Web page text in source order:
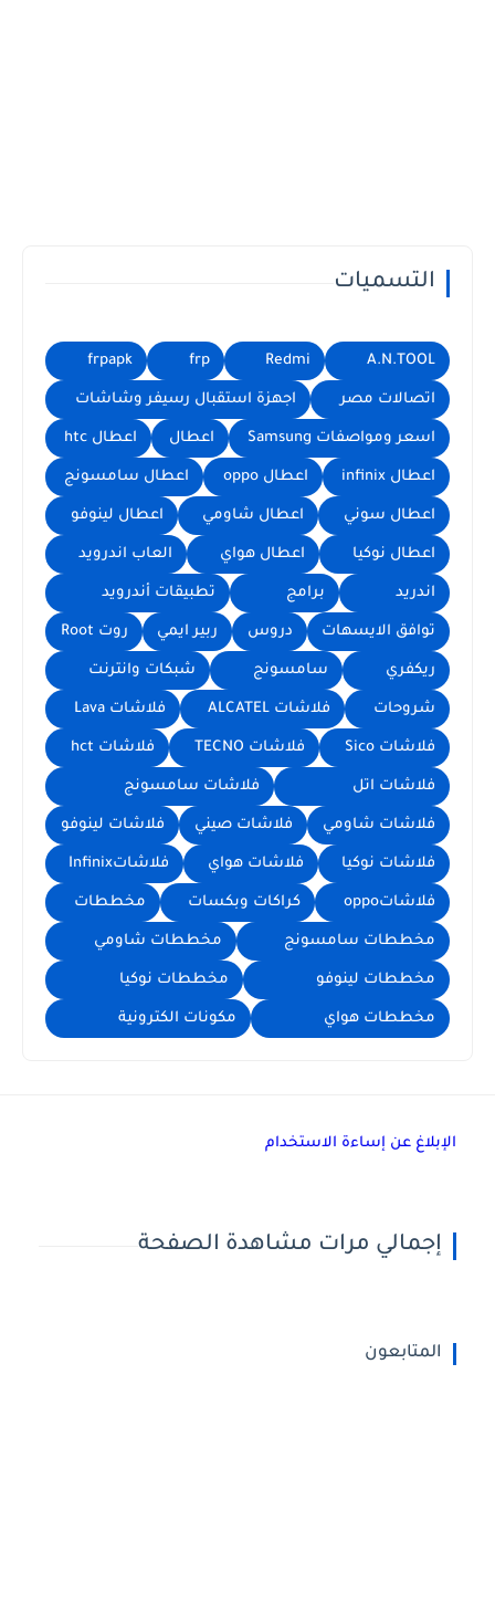
التسميات
A.N.TOOL
Redmi
frp
frpapk
اتصالات مصر اجهزة استقبال رسيفر وشاشات
اسعر ومواصفات Samsung اعطال اعطال htc
اعطال infinix اعطال oppo اعطال سامسونج
اعطال سوني اعطال شاومي اعطال لينوفو
اعطال نوكيا اعطال هواي العاب اندرويد
اندريد برامج تطبيقات أندرويد
توافق الايسهات دروس ربير ايمي روت Root
ريكفري سامسونج شبكات وانترنت
شروحات فلاشات ALCATEL فلاشات Lava
فلاشات Sico فلاشات TECNO فلاشات hct
فلاشات اتل فلاشات سامسونج
فلاشات شاومي فلاشات صيني فلاشات لينوفو
فلاشات نوكيا فلاشات هواي فلاشاتInfinix
فلاشاتoppo كراكات وبكسات مخططات
مخططات سامسونج مخططات شاومي
مخططات لينوفو مخططات نوكيا
مخططات هواي مكونات الكترونية
الإبلاغ عن إساءة الاستخدام
إجمالي مرات مشاهدة الصفحة
المتابعون